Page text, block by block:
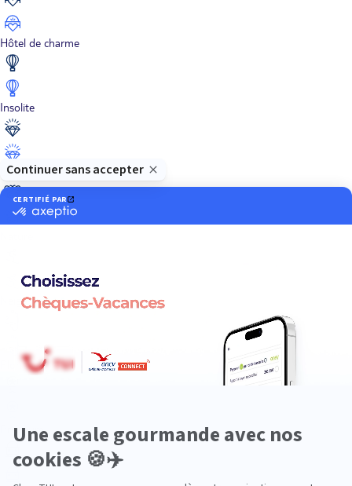
Hôtel de charme
Insolite
Luxe
Neige
Plongée
Premium